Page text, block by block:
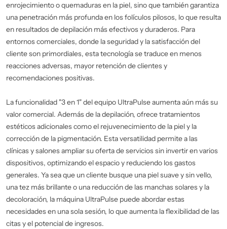
enrojecimiento o quemaduras en la piel, sino que también garantiza
una penetración más profunda en los folículos pilosos, lo que resulta
en resultados de depilación más efectivos y duraderos. Para
entornos comerciales, donde la seguridad y la satisfacción del
cliente son primordiales, esta tecnología se traduce en menos
reacciones adversas, mayor retención de clientes y
recomendaciones positivas.
La funcionalidad "3 en 1" del equipo UltraPulse aumenta aún más su
valor comercial. Además de la depilación, ofrece tratamientos
estéticos adicionales como el rejuvenecimiento de la piel y la
corrección de la pigmentación. Esta versatilidad permite a las
clínicas y salones ampliar su oferta de servicios sin invertir en varios
dispositivos, optimizando el espacio y reduciendo los gastos
generales. Ya sea que un cliente busque una piel suave y sin vello,
una tez más brillante o una reducción de las manchas solares y la
decoloración, la máquina UltraPulse puede abordar estas
necesidades en una sola sesión, lo que aumenta la flexibilidad de las
citas y el potencial de ingresos.